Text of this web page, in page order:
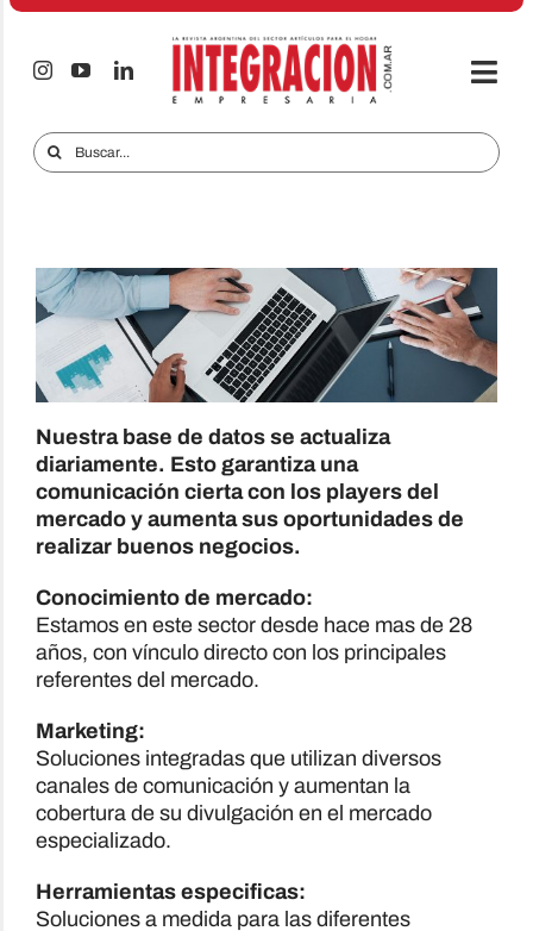
Saltar
iTECNO
Informes Especiales
Anuncie
Contacto
Buscar:
Nuestra base de datos se actualiza
diariamente. Esto garantiza una
comunicación cierta con los players del
mercado y aumenta sus oportunidades de
realizar buenos negocios.
Conocimiento de mercado:
Estamos en este sector desde hace mas de 28
años, con vínculo directo con los principales
referentes del mercado.
Marketing:
Soluciones integradas que utilizan diversos
canales de comunicación y aumentan la
cobertura de su divulgación en el mercado
especializado.
Herramientas especificas:
Soluciones a medida para las diferentes